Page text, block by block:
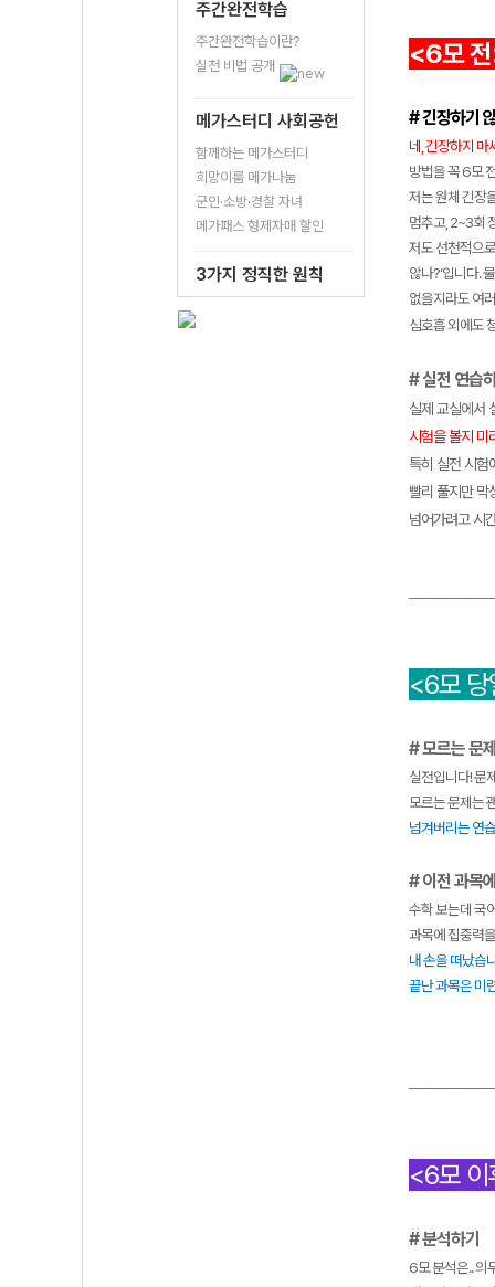
주간완전학습
주간완전학습이란?
실천 비법 공개
메가스터디 사회공헌
함께하는 메가스터디
희망이룸 메가나눔
군인·소방·경찰 자녀
메가패스 형제자매 할인
3가지 정직한 원칙
<6모
# 긴장하기
네, 긴장하지 마
방법을 꼭 6모
저는 원체 긴장
멈추고, 2~3회
저도 선천적으
않나?‘입니다.
없을지라도 여
심호흡 외에도
# 실전 연습
실제 교실에서
시험을 볼지 미
특히 실전 시험
빨리 풀지만 막
넘어가려고 시
<6모
# 모르는 문
실전입니다! 문
모르는 문제는
넘겨버리는 연
# 이전 과목
수학 보는데 국
과목에 집중력
내 손을 떠났습
끝난 과목은 미
<6모
# 분석하기
6모 분석은.. 의